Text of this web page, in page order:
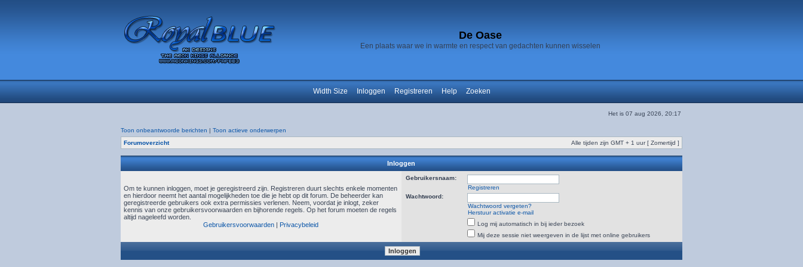
De Oase
Een plaats waar we in warmte en respect van gedachten kunnen wisselen
Width Size Inloggen Registreren Help Zoeken
Het is 07 aug 2026, 20:17
Toon onbeantwoorde berichten | Toon actieve onderwerpen
Forumoverzicht
Alle tijden zijn GMT + 1 uur [ Zomertijd ]
Inloggen
Om te kunnen inloggen, moet je geregistreerd zijn. Registreren duurt slechts enkele momenten
en hierdoor neemt het aantal mogelijkheden toe die je hebt op dit forum. De beheerder kan
geregistreerde gebruikers ook extra permissies verlenen. Neem, voordat je inlogt, zeker
kennis van onze gebruikersvoorwaarden en bijhorende regels. Op het forum moeten de regels
altijd nageleefd worden.
Gebruikersvoorwaarden | Privacybeleid
Gebruikersnaam:
Registreren
Wachtwoord:
Wachtwoord vergeten?
Herstuur activatie e-mail
Log mij automatisch in bij ieder bezoek
Mij deze sessie niet weergeven in de lijst met online gebruikers